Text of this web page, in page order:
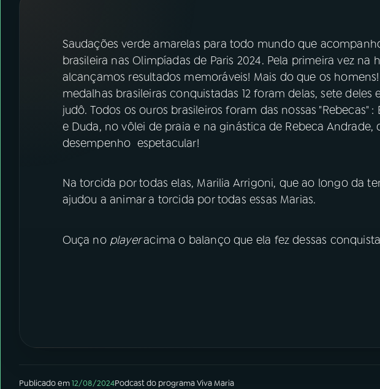
FESTIVAL DE MÚSICA
ACOMPANHE A RÁDIO NACIONAL
YouTube Facebook
Saudações verde amarelas para todo mundo que
brasileira nas Olimpíadas de Paris 2024. Pela primeira vez
alcançamos resultados memoráveis! Mais do que os
medalhas brasileiras conquistadas 12 foram delas, sete
judô. Todos os ouros brasileiros foram das nossas "Rebecas"
e Duda, no vôlei de praia e na ginástica de Rebeca Andrade,
desempenho espetacular!
Na torcida por todas elas, Marilia Arrigoni, que ao longo da
ajudou a animar a torcida por todas essas Marias.
Ouça no playeracima o balanço que ela fez dessas
Publicado em12/08/2024Podcastdo programaViva Maria